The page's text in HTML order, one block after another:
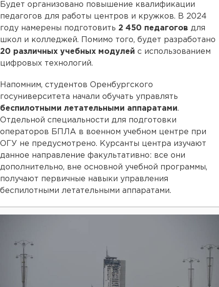
Будет организовано повышение квалификации
педагогов для работы центров и кружков. В 2024
году намерены подготовить 2 450 педагогов для
школ и колледжей. Помимо того, будет разработано
20 различных учебных модулей с использованием
цифровых технологий.
Напомним, студентов Оренбургского
госуниверситета начали обучать управлять
беспилотными летательными аппаратами.
Отдельной специальности для подготовки
операторов БПЛА в военном учебном центре при
ОГУ не предусмотрено. Курсанты центра изучают
данное направление факультативно: все они
дополнительно, вне основной учебной программы,
получают первичные навыки управления
беспилотными летательными аппаратами.